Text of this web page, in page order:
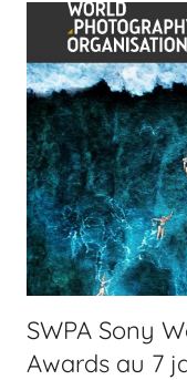
SWPA Sony
Awards au 7